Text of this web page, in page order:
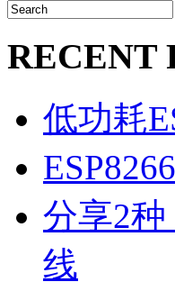
RECENT
低功耗
分享2种
线